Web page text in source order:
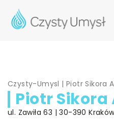
Czysty-Umysl |Piotr Sikora
Piotr Sikora
ul. Zawiła 63 | 30-390